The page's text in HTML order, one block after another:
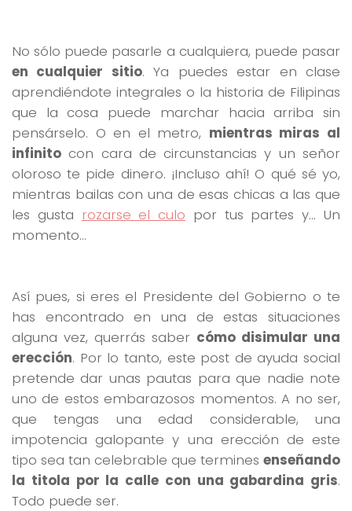
No sólo puede pasarle a cualquiera, puede pasar
en cualquier sitio. Ya puedes estar en clase
aprendiéndote integrales o la historia de Filipinas
que la cosa puede marchar hacia arriba sin
pensárselo. O en el metro, mientras miras al
infinito con cara de circunstancias y un señor
oloroso te pide dinero. ¡Incluso ahí! O qué sé yo,
mientras bailas con una de esas chicas a las que
les gusta rozarse el culo por tus partes y… Un
momento…
Así pues, si eres el Presidente del Gobierno o te
has encontrado en una de estas situaciones
alguna vez, querrás saber cómo disimular una
erección. Por lo tanto, este post de ayuda social
pretende dar unas pautas para que nadie note
uno de estos embarazosos momentos. A no ser,
que tengas una edad considerable, una
impotencia galopante y una erección de este
tipo sea tan celebrable que termines enseñando
la titola por la calle con una gabardina gris.
Todo puede ser.